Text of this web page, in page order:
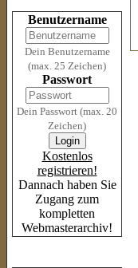
Benutzername
Dein Benutzername
(max. 25 Zeichen)
Passwort
Dein Passwort (max. 20
Zeichen)
Kostenlos
registrieren!
Dannach haben Sie
Zugang zum
kompletten
Webmasterarchiv!